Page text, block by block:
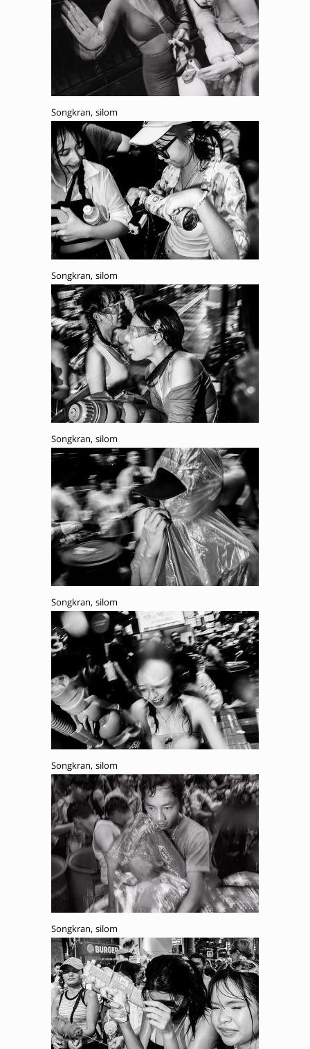
Songkran, silom
Songkran, silom
Songkran, silom
Songkran, silom
Songkran, silom
Songkran, silom